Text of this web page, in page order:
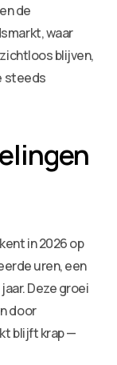
de
waar
blijven,
steeds
in 2026 op
uren, een
Deze groei
door
blijft krap —